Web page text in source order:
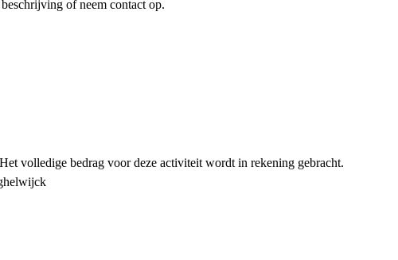
of neem contact op.
Het volledige bedrag voor deze activiteit wordt in rekening gebracht.